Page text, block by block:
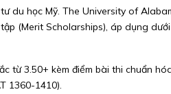
du học Mỹ. The University of
(Merit Scholarships), áp dụng
từ 3.50+ kèm điểm bài thi chuẩn
1360-1410).